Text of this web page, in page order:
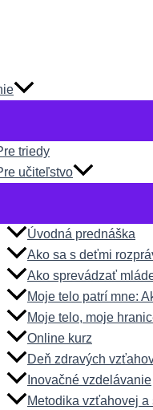
triedy
učiteľstvo
Úvodná prednáška
Ako sa s deťmi
Ako sprevádzať
Moje telo patrí mne:
Moje telo, moje
Online kurz
Deň zdravých
Inovačné vzdelávanie
Metodika vzťahovej